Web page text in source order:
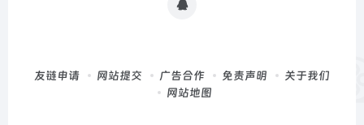
友链申请 网站提交 广告合作 免责声明
关于我们
网站地图